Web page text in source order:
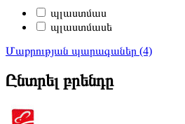
պլաստմաս
պլաստմասե
Մաքրության պարագաներ (4)
Ընտրել բրենդը